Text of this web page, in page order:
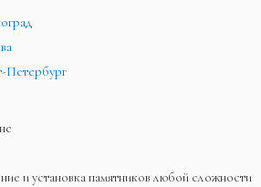
Петербург
и установка памятников любой сложности